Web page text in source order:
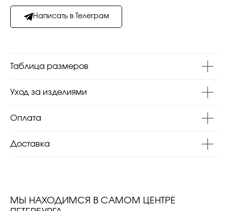
Написать в Телеграм
Таблица размеров
Уход за изделиями
Оплата
Доставка
МЫ НАХОДИМСЯ В САМОМ ЦЕНТРЕ